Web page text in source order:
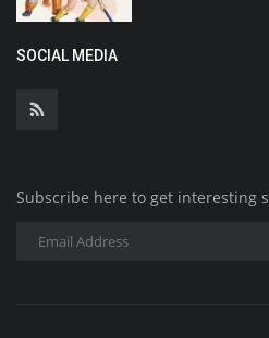
SOCIAL MEDIA
Subscribe here to get interesting